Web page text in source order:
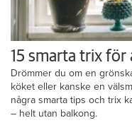
15 smarta trix
Drömmer du om en
köket eller kanske en
några smarta tips och trix
– helt utan balkong.